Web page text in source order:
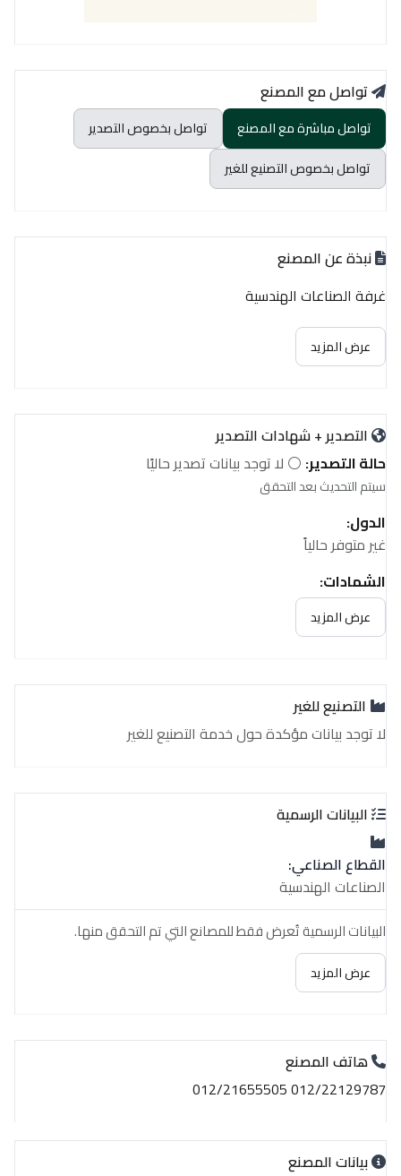
تواصل مع المصنع
تواصل مباشرة مع المصنع
تواصل بخصوص التصدير
تواصل بخصوص التصنيع للغير
نبذة عن المصنع
غرفة الصناعات الهندسية
عرض المزيد
التصدير + شهادات التصدير
حالة التصدير: ⚪ لا توجد بيانات تصدير حاليًا
سيتم التحديث بعد التحقق
الدول:
غير متوفر حالياً
الشهادات:
غير متوفر حالياً
عرض المزيد
التصنيع للغير
لا توجد بيانات مؤكدة حول خدمة التصنيع للغير
البيانات الرسمية
القطاع الصناعي:
الصناعات الهندسية
البيانات الرسمية تُعرض فقط للمصانع التي تم التحقق منها.
عرض المزيد
هاتف المصنع
012/22129787 012/21655505
بيانات المصنع